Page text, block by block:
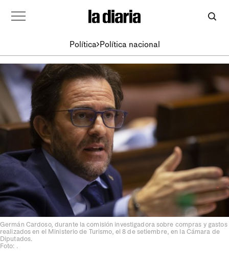
Política Política nacional
Germán Cardoso, durante la comisión investigadora sobre compras y gastos
realizados en el Ministerio de Turismo, el 8 de setiembre, en la Cámara de
Diputados.
Foto: .